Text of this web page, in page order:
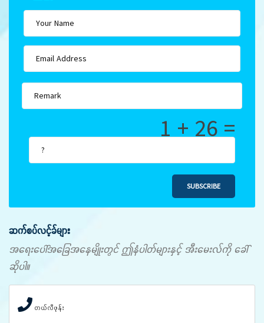
1 + 26 =
SUBSCRIBE
ဆက်စပ်လင့်ခ်များ
အရေးပေါ်အခြေအနေမျိုးတွင် ဤနံပါတ်များနှင့် အီးမေးလ်ကို ခေါ်
ဆိုပါ။
တယ်လီဖုန်း